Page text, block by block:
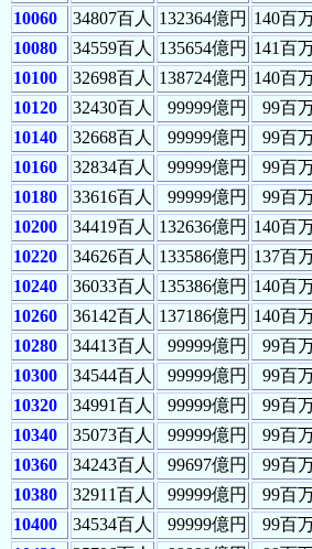
10060
34807百人 132364億円 140百
10080
34559百人 135654億円 141百
10100
32698百人 138724億円 140百
10120
32430百人 99999億円 99百
10140
32668百人 99999億円 99百
10160
32834百人 99999億円 99百
10180
33616百人 99999億円 99百
10200
34419百人 132636億円 140百
10220
34626百人 133586億円 137百
10240
36033百人 135386億円 140百
10260
36142百人 137186億円 140百
10280
34413百人 99999億円 99百
10300
34544百人 99999億円 99百
10320
34991百人 99999億円 99百
10340
35073百人 99999億円 99百
10360
34243百人 99697億円 99百
10380
32911百人 99999億円 99百
10400
34534百人 99999億円 99百